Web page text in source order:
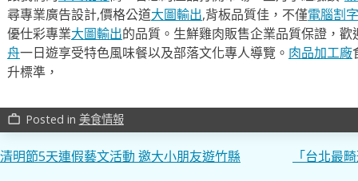
尋專業廣告設計,價格公道大圖輸出,背板品質佳，不僅電腦割字
優仕彩專業大圖輸出的品質。生鮮雞肉販售企業品質保證，歡
舟一日遊享受特色風味餐以及部落文化專人導覽。 肉品加工廠
升標準，
work_outline Posted in 美食情報
文
清明節5天連假藝文活動 邀大小朋友遊竹縣 「台北最